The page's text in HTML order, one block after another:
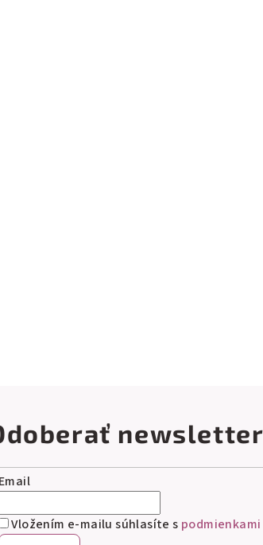
newsletter
Email
Vložením e-mailu súhlasíte s